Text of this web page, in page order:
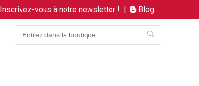
Inscrivez-vous à notre newsletter ! | Blog